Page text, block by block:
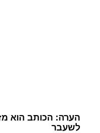
הערה: הכותב הוא
לשעבר